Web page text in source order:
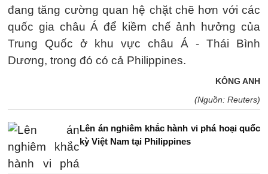
đang tăng cường quan hệ chặt chẽ hơn với các
quốc gia châu Á để kiềm chế ảnh hưởng của
Trung Quốc ở khu vực châu Á - Thái Bình
Dương, trong đó có cả Philippines.
KÔNG ANH
(Nguồn: Reuters)
Lên án nghiêm khắc hành vi phá hoại quốc
kỳ Việt Nam tại Philippines